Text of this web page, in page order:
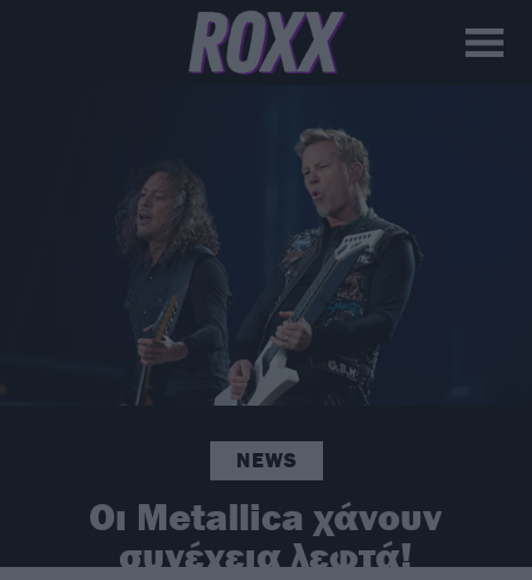
NEWS
Οι Metallica χάνουν
συνέχεια λεφτά!